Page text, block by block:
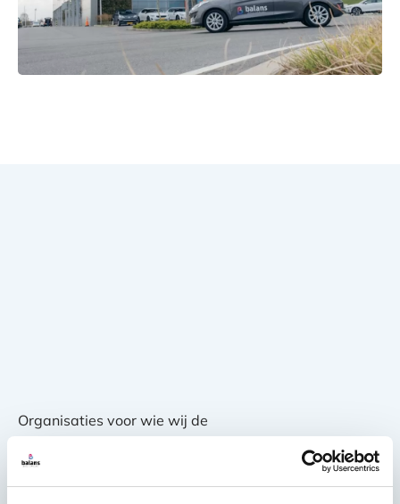
Organisaties voor wie wij de
schoonmaakwerkzaamheden verzorgen zijn meer dan
alleen onze klant. Samen met onze opdrachtgevers
streven we naar om een zo optimaal mogelijke